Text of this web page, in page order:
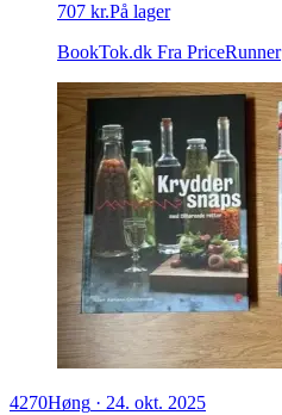
707 kr.På lager
BookTok.dk Fra PriceRunner
4270Høng · 24. okt. 2025